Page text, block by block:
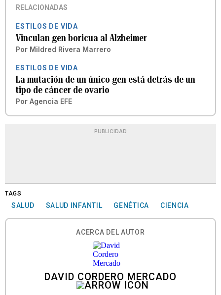
RELACIONADAS
ESTILOS DE VIDA
Vinculan gen boricua al Alzheimer
Por Mildred Rivera Marrero
ESTILOS DE VIDA
La mutación de un único gen está detrás de un
tipo de cáncer de ovario
Por Agencia EFE
PUBLICIDAD
TAGS
SALUD SALUD INFANTIL GENÉTICA CIENCIA
ACERCA DEL AUTOR
DAVID CORDERO MERCADO